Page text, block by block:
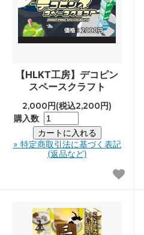
【HLKT工房】デコピン
スペースクラフト
2,000円(税込2,200円)
購入数
» 特定商取引法に基づく表記
(返品など)